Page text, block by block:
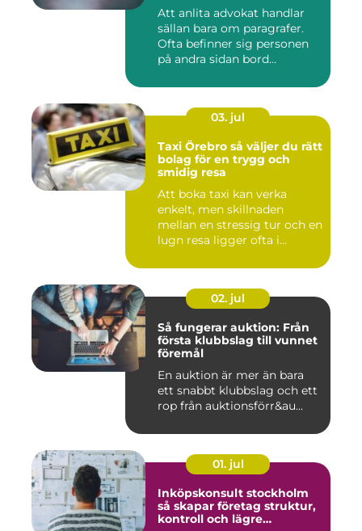
Att anlita advokat handlar
sällan bara om paragrafer.
Ofta befinner sig personen
på andra sidan bord...
03. jul
Taxi Örebro så väljer du rätt
bolag för en trygg och
smidig resa
Att boka taxi kan verka
enkelt, men skillnaden
mellan en stressig tur och en
lugn resa ligger ofta i...
02. jul
Så fungerar auktion: Från
första klubbslag till vunnet
föremål
En auktion är mer än bara
ett snabbt klubbslag och ett
rop från auktionsförr&au...
01. jul
Inköpskonsult stockholm
så skapar företag struktur,
kontroll och lägre